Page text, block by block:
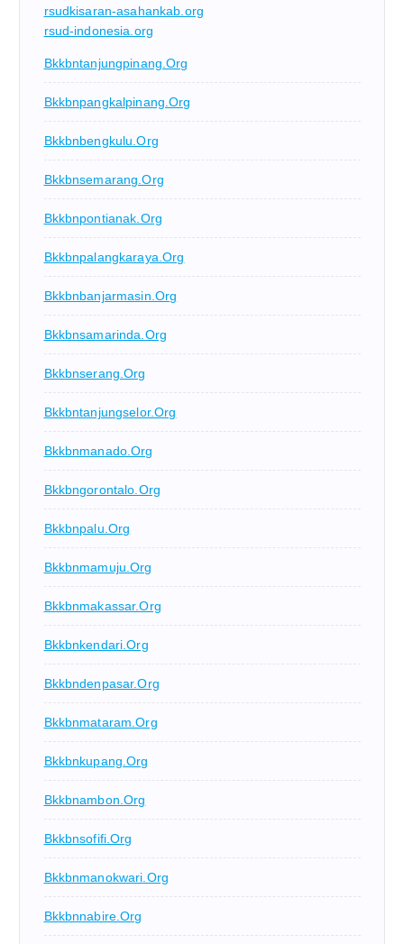
rsudkisaran-asahankab.org
rsud-indonesia.org
Bkkbntanjungpinang.org
Bkkbnpangkalpinang.org
Bkkbnbengkulu.org
Bkkbnsemarang.org
Bkkbnpontianak.org
Bkkbnpalangkaraya.org
Bkkbnbanjarmasin.org
Bkkbnsamarinda.org
Bkkbnserang.org
Bkkbntanjungselor.org
Bkkbnmanado.org
Bkkbngorontalo.org
Bkkbnpalu.org
Bkkbnmamuju.org
Bkkbnmakassar.org
Bkkbnkendari.org
Bkkbndenpasar.org
Bkkbnmataram.org
Bkkbnkupang.org
Bkkbnambon.org
Bkkbnsofifi.org
Bkkbnmanokwari.org
Bkkbnnabire.org